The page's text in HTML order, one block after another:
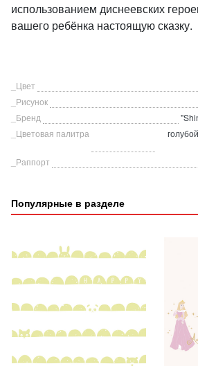
использованием диснеевских
вашего ребёнка настоящую сказку.
_Цвет
_Рисунок
_Бренд
_Цветовая палитра
_Раппорт
Популярные в разделе